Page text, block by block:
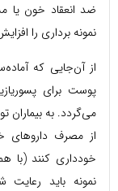
ضد انعقاد خون یا
نمونه برداری را
از آن‌جایی که
پوست برای
از مصرف داروهای
خودداری کنند
نمونه باید